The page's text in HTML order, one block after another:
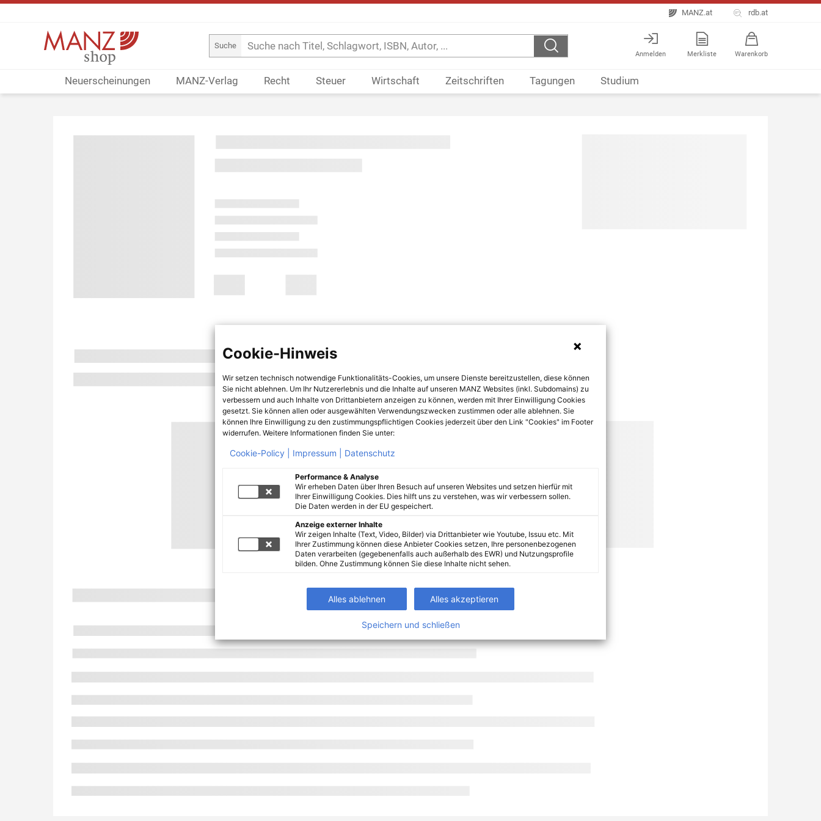
MANZ.at rdb.at
Suche
Anmelden Merkliste Warenkorb
Neuerscheinungen MANZ-Verlag Recht Steuer Wirtschaft Zeitschriften Tagungen Studium
Cookie-Hinweis
Wir setzen technisch notwendige Funktionalitäts-Cookies, um unsere Dienste bereitzustellen, diese können
Sie nicht ablehnen. Um Ihr Nutzererlebnis und die Inhalte auf unseren MANZ Websites (inkl. Subdomains) zu
verbessern und auch Inhalte von Drittanbietern anzeigen zu können, werden mit Ihrer Einwilligung Cookies
gesetzt. Sie können allen oder ausgewählten Verwendungszwecken zustimmen oder alle ablehnen. Sie
können Ihre Einwilligung zu den zustimmungspflichtigen Cookies jederzeit über den Link "Cookies" im Footer
widerrufen. Weitere Informationen finden Sie unter:
Cookie-Policy | Impressum | Datenschutz
Performance & Analyse
Wir erheben Daten über Ihren Besuch auf unseren Websites und setzen hierfür mit
Ihrer Einwilligung Cookies. Dies hilft uns zu verstehen, was wir verbessern sollen.
Die Daten werden in der EU gespeichert.
Anzeige externer Inhalte
Wir zeigen Inhalte (Text, Video, Bilder) via Drittanbieter wie Youtube, Issuu etc. Mit
Ihrer Zustimmung können diese Anbieter Cookies setzen, Ihre personenbezogenen
Daten verarbeiten (gegebenenfalls auch außerhalb des EWR) und Nutzungsprofile
bilden. Ohne Zustimmung können Sie diese Inhalte nicht sehen.
Alles ablehnen Alles akzeptieren
Speichern und schließen